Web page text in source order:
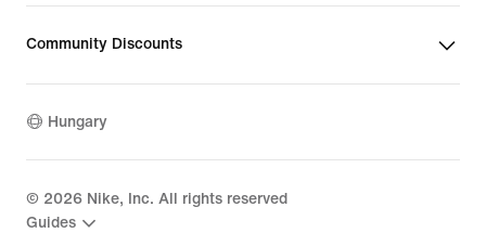
Community Discounts
Hungary
© 2026 Nike, Inc. All rights reserved
Guides